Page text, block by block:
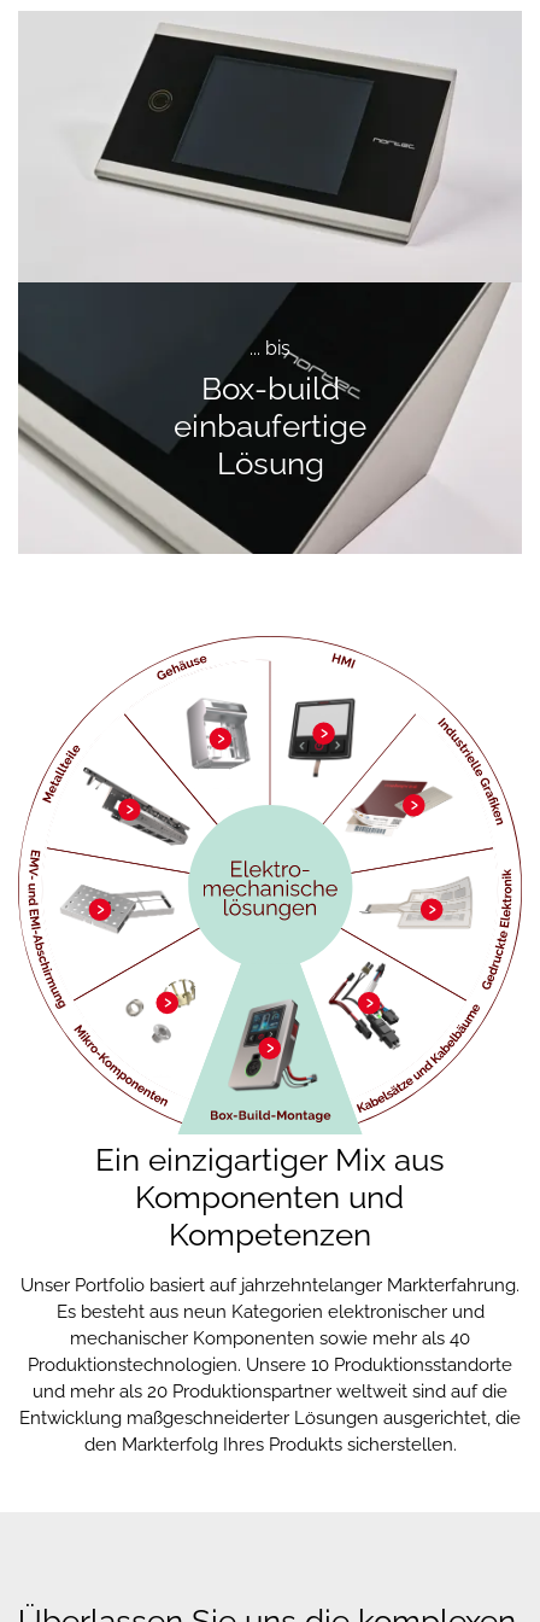
... bis
Box-build
einbaufertige
Lösung
Ein einzigartiger Mix aus
Komponenten und
Kompetenzen
Unser Portfolio basiert auf jahrzehntelanger Markterfahrung.
Es besteht aus neun Kategorien elektronischer und
mechanischer Komponenten sowie mehr als 40
Produktionstechnologien. Unsere 10 Produktionsstandorte
und mehr als 20 Produktionspartner weltweit sind auf die
Entwicklung maßgeschneiderter Lösungen ausgerichtet, die
den Markterfolg Ihres Produkts sicherstellen.